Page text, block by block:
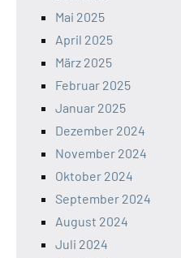
Mai 2025
April 2025
März 2025
Februar 2025
Januar 2025
Dezember 2024
November 2024
Oktober 2024
September 2024
August 2024
Juli 2024